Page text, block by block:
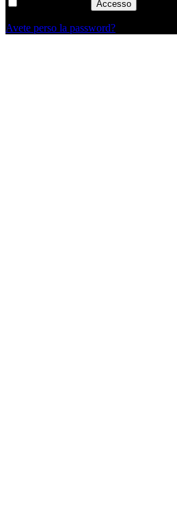
Accesso
Avete perso la password?